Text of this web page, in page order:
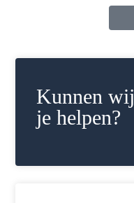
Kunnen wij
je helpen?